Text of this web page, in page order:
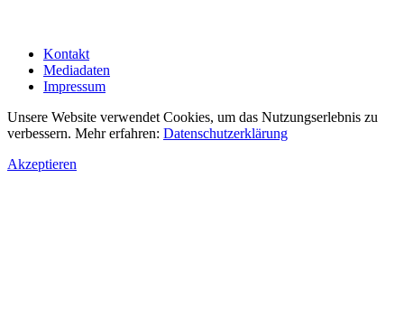
Kontakt
Mediadaten
Impressum
Unsere Website verwendet Cookies, um das Nutzungserlebnis zu
verbessern. Mehr erfahren: Datenschutzerklärung
Akzeptieren